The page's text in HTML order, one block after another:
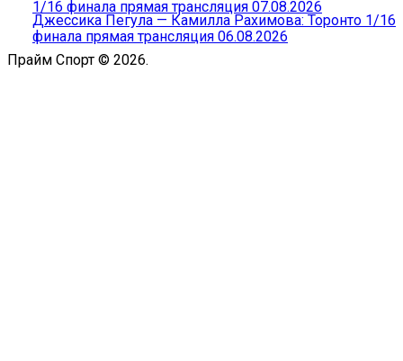
1/16 финала прямая трансляция 07.08.2026
Джессика Пегула — Камилла Рахимова: Торонто 1/16
финала прямая трансляция 06.08.2026
Прайм Спорт © 2026.